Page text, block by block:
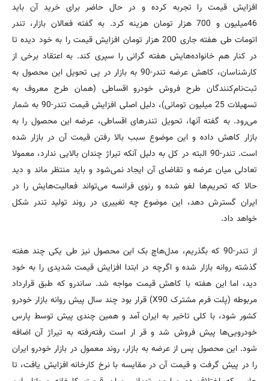
افزایش قیمت را تجربه کرده و در حال حاضر برای خرید آن باید
46میلیون و 700 هزار تومان هزینه کرد. به گفته فعالان بازار، تندر
اتومات طی هفته جاری 200 هزار تومان افزایش قیمت را به خود دیده تا
در کنار هم خانواده‌هایش هفته گرانی را سپری کند. به اعتقاد برخی از
کارشناسان، کاهش عرضه تندر-90 به بازار در پی تحویل این محصول به
ثبت‌نام‌کنندگان طرح فروش خودرو اقساطی (همان طرح معروف به
تسهیلات 25 میلیون تومانی)، دلیل اصلی افزایش قیمت تندر-90 به شمار
می‌رود. به گفته آنها، تحویل تندرهای اقساطی، عرضه این محصول را به
بازار کاهش داده و این موضوع سبب بالا رفتن قیمت آن در بازار شده
است. تندر-90 البته در کل به دلیل آنکه تیراژ چندان بالایی ندارد، معمولا
تعادلی میان عرضه و تقاضای آن ایجاد نمی‌شود و باید منتظر ماند و دید
حالا که تحریم‌ها لغو شده و رنوی فرانسه می‌تواند فعالیت‌هایش را در
ایران گسترش دهد، این موضوع چه تغییری در روند تولید تندر شکل
خواهد داد.
از تندر-90 که بگذریم، مدل‌هاچ بک این محصول نیز طی یکی چند هفته
گذشته روانه بازار شده و اگرچه در ابتدا افزایش قیمت شدیدی را به خود
دید، اما این هفته با کاهش قیمت مواجه شد. ساندرو که طبق قرارداد
مربوطه (پلت فرم مشترک X90) قرار بود چند سال پیش روانه بازار خودرو
کشور شود، با کلی تاخیر به ایران آمد و همین چندی پیش توسط پارس
خودرویی‌ها پیش فروش شد و قر ار است رفته‌رفته به تیراژ آن اضافه
شود. این محصول پس از عرضه به بازار، روند معمول در بازار خودرو ایران
را در پیش گرفت و قیمت آن در مقایسه با نرخ کارخانه افزایش یافت، تا